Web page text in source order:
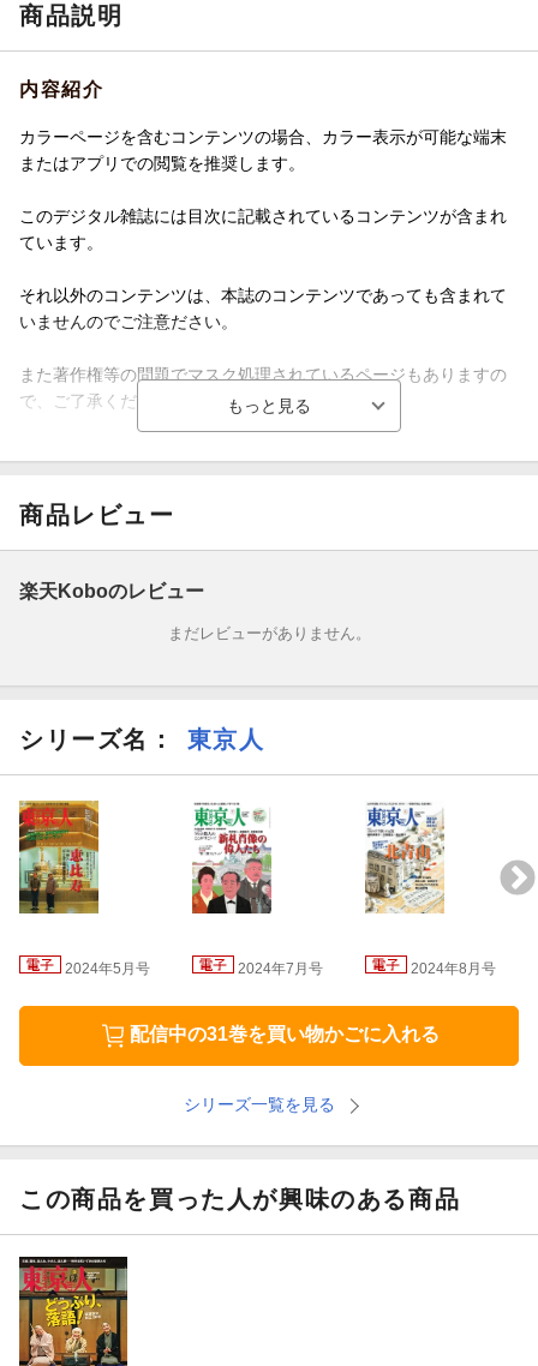
商品説明
内容紹介
カラーページを含むコンテンツの場合、カラー表示が可能な端末
またはアプリでの閲覧を推奨します。
このデジタル雑誌には目次に記載されているコンテンツが含まれ
ています。
それ以外のコンテンツは、本誌のコンテンツであっても含まれて
いませんのでご注意ださい。
また著作権等の問題でマスク処理されているページもありますの
で、ご了承ください。
の活動まで、 クラシックの裾野を広げるさまざまな取り組みに再
注目！ 月刊「東京人Tokyo-jin(とうきょうじん)」は1986年に、
ズに、新機軸の都会派総合誌として誕生しました。 月刊「東京
し、彼らが創り上げていく歴史・文化・風俗・建築物・文学・風
特集で探っていきます。
【AD】
電車凸凹風景 （５） 御茶ノ水駅 溪谷にこだまするスキール
音 絵、文・小川真二郎
東京空撮案内 （28） 都立井の頭線恩賜公園 写真、文・吉永
陽一
april 2024 no.478 contents
【AD】
［東京点画］鈴木るりか「春の怪談」
［東京点画］奥野克巳「人類学者がYouTubeを始めるわけ」
隆之、写真・竹之内祐幸
江戸の絵巻に耳をすませば 文・大石始
商品レビュー
楽天Koboのレビュー
まだレビューがありません。
シリーズ名： 東京人
2024年5月号 2024年7月号 2024年8月号
配信中の31巻を買い物かごに入れる
シリーズ一覧を見る
この商品を買った人が興味のある商品